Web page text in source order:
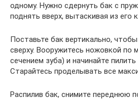
одному. Нужно сдернуть бак с
поднять вверх, вытаскивая из его
Поставьте бак вертикально,
сверху. Вооружитесь ножовкой по
сечением зуба) и начинайте
Старайтесь проделывать все
Распилив бак, снимите переднюю